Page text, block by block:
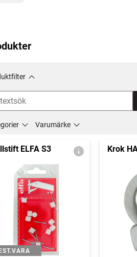
Varumärke
ELFA S3 Krok